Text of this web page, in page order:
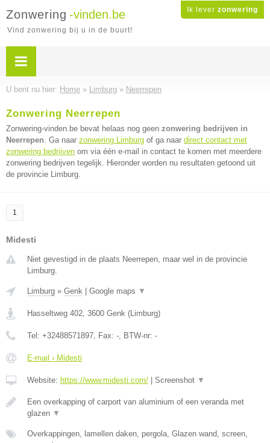
Ik lever zonwering
Zonwering -vinden.be
Vind zonwering bij u in de buurt!
U bent nu hier: Home » Limburg » Neerrepen
Zonwering Neerrepen
Zonwering-vinden.be bevat helaas nog geen zonwering bedrijven in
Neerrepen. Ga naar zonwering Limburg of ga naar direct contact met
zonwering bedrijven om via één e-mail in contact te komen met meerdere
zonwering bedrijven tegelijk. Hieronder worden nu resultaten getoond uit
de provincie Limburg.
1
Midesti
Niet gevestigd in de plaats Neerrepen, maar wel in de provincie
Limburg.
Limburg » Genk Google maps ▼
Hasseltweg 402, 3600 Genk (Limburg)
Tel: +32488571897, Fax: -, BTW-nr: -
E-mail › Midesti
Website: https://www.midesti.com/ Screenshot ▼
Een overkapping of carport van aluminium of een veranda met
glazen ▼
Overkappingen, lamellen daken, pergola, Glazen wand, screen,